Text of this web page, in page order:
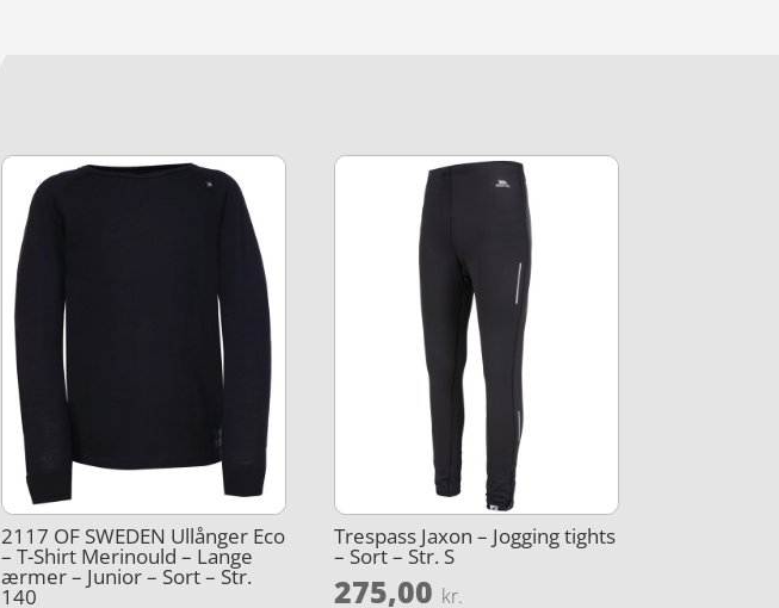
2117 OF SWEDEN Ullånger Eco
– T-Shirt Merinould – Lange
ærmer – Junior – Sort – Str.
140
Trespass Jaxon – Jogging tights
– Sort – Str. S
275,00 kr.